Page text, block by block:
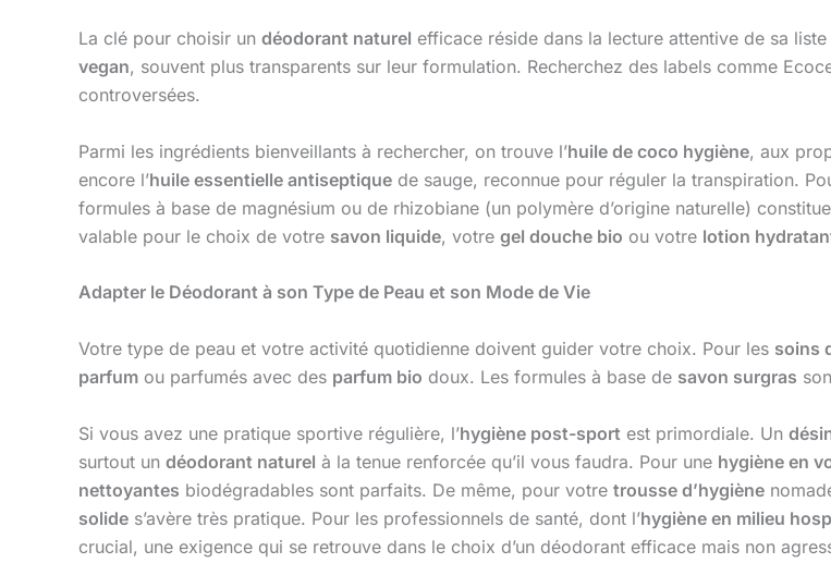
La clé pour choisir un déodorant naturel efficace réside dans la lecture attentive de sa
vegan, souvent plus transparents sur leur formulation. Recherchez des labels comme
controversées.
Parmi les ingrédients bienveillants à rechercher, on trouve l’huile de coco hygiène, aux
encore l’huile essentielle antiseptique de sauge, reconnue pour réguler la transpiration.
formules à base de magnésium ou de rhizobiane (un polymère d’origine naturelle)
valable pour le choix de votre savon liquide, votre gel douche bio ou votre lotion
Adapter le Déodorant à son Type de Peau et son Mode de Vie
Votre type de peau et votre activité quotidienne doivent guider votre choix. Pour les soins
parfum ou parfumés avec des parfum bio doux. Les formules à base de savon surgras
Si vous avez une pratique sportive régulière, l’hygiène post-sport est primordiale. Un
surtout un déodorant naturel à la tenue renforcée qu’il vous faudra. Pour une hygiène en
nettoyantes biodégradables sont parfaits. De même, pour votre trousse d’hygiène
solide s’avère très pratique. Pour les professionnels de santé, dont l’hygiène en milieu
crucial, une exigence qui se retrouve dans le choix d’un déodorant efficace mais non